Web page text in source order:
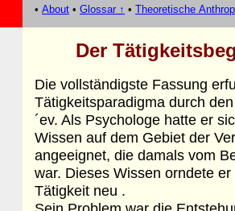
• About • Glossar ↑ • Theoretische
Der
Die vollständigste Fassung
Tätigkeitsparadigma durch
´ev. Als Psychologe hatte er
Wissen auf dem Gebiet der
angeeignet, die damals vom
war. Dieses Wissen orndete
Tätigkeit neu .